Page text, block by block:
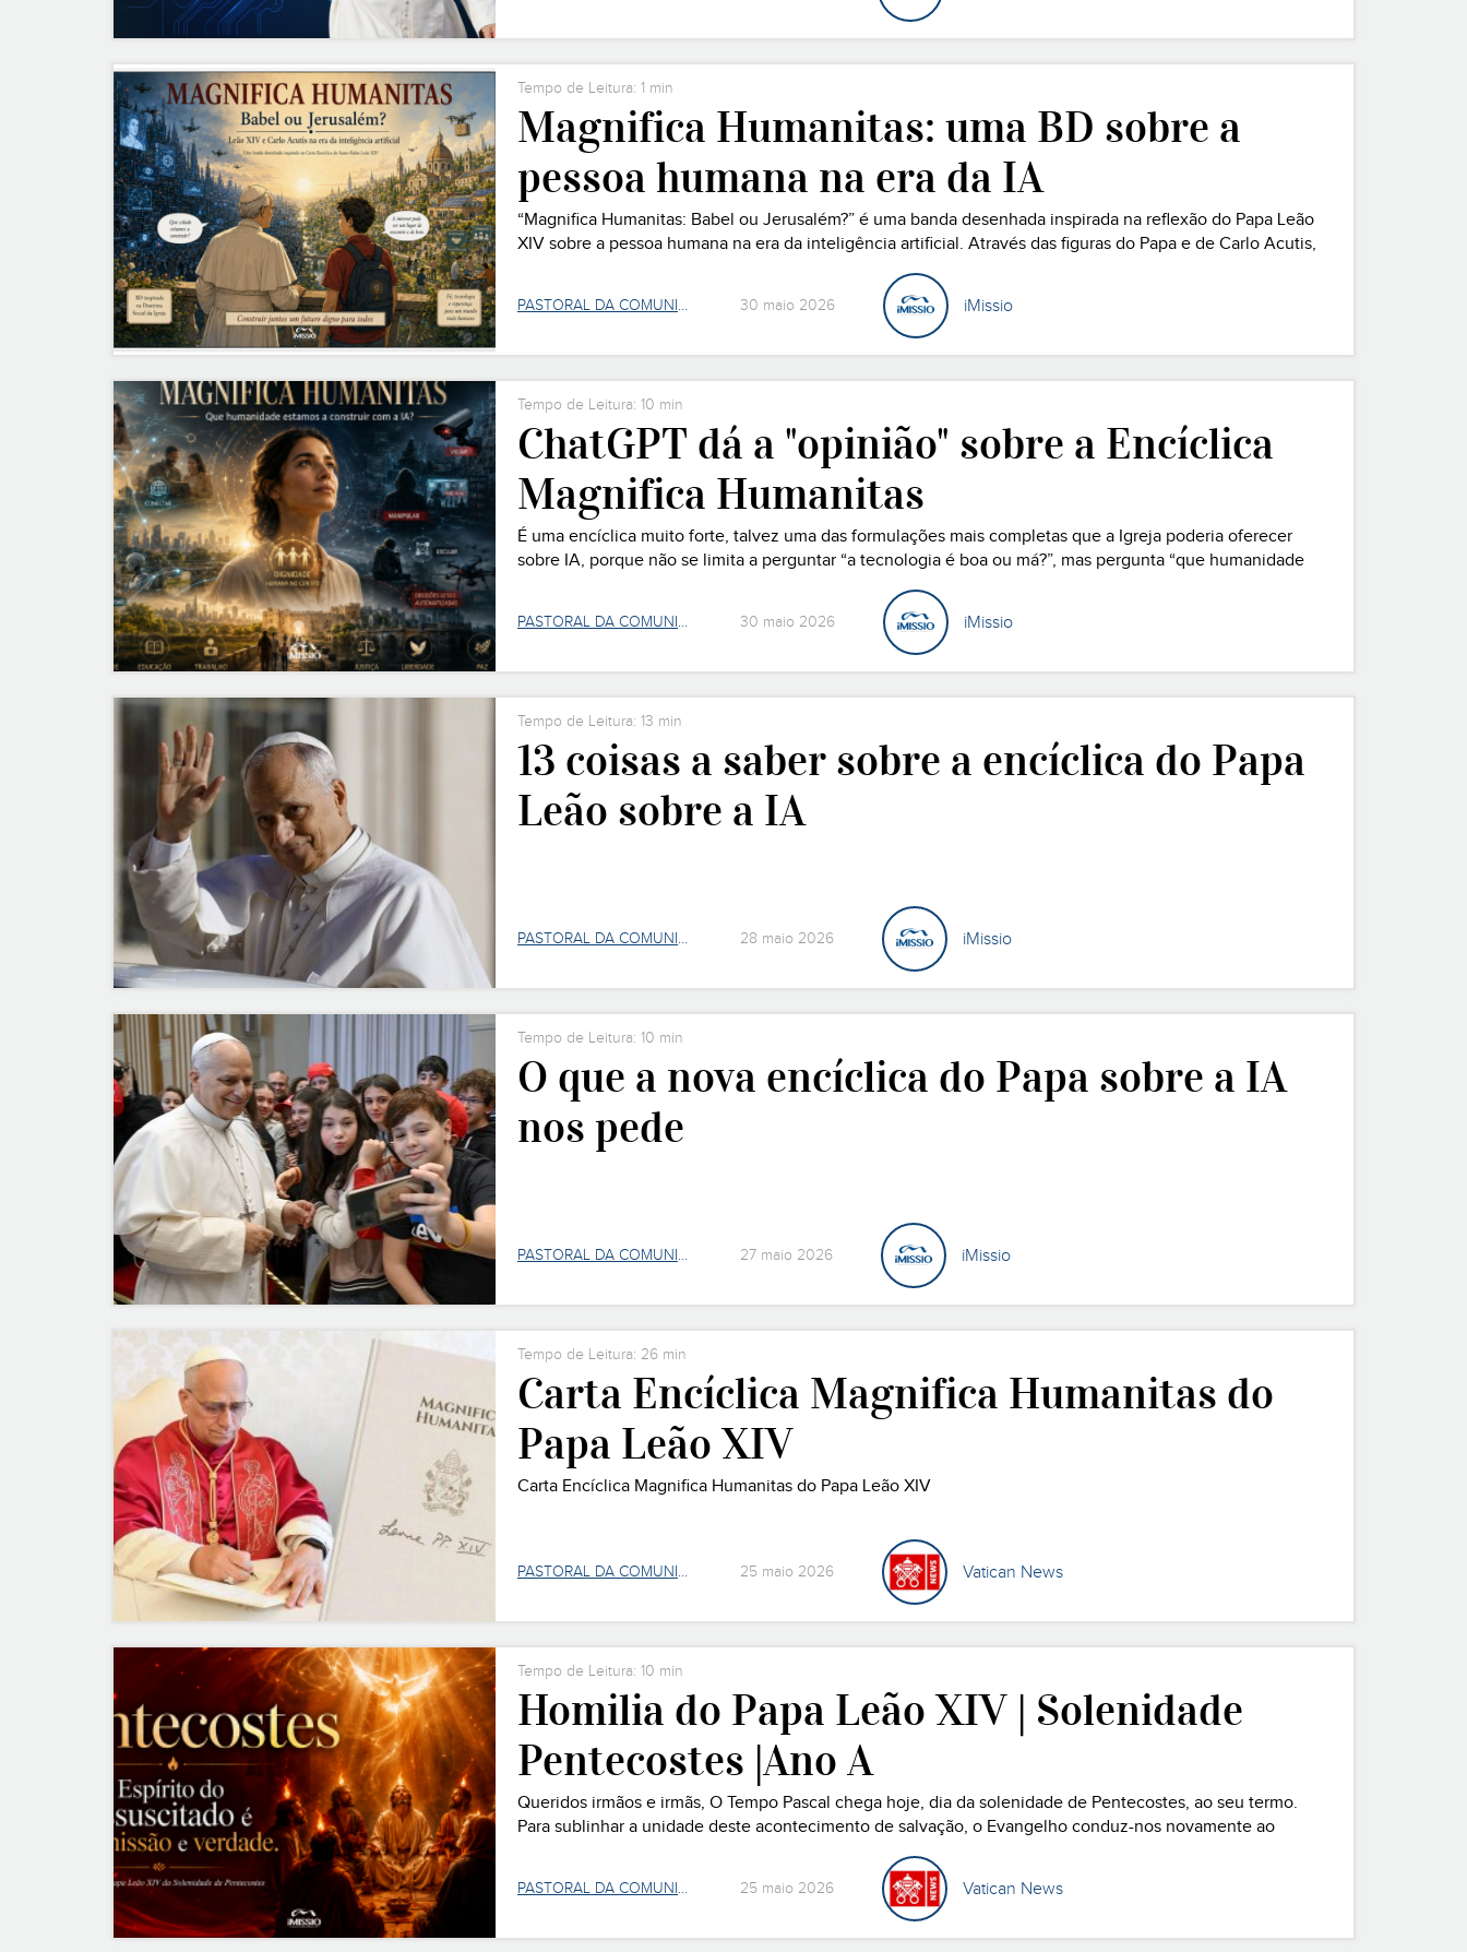
Tempo de Leitura: 1 min
Magnifica Humanitas: uma BD sobre a
pessoa humana na era da IA
“Magnifica Humanitas: Babel ou Jerusalém?” é uma banda desenhada inspirada na reflexão do Papa Leão
XIV sobre a pessoa humana na era da inteligência artificial. Através das figuras do Papa e de Carlo Acutis,
a narrativa convida jovens e adultos a pensar sobre o uso da tecnologia, a verdade, a liberd
PASTORAL DA COMUNICAÇÃO 30 maio 2026 iMissio
Tempo de Leitura: 10 min
ChatGPT dá a "opinião" sobre a Encíclica
Magnifica Humanitas
É uma encíclica muito forte, talvez uma das formulações mais completas que a Igreja poderia oferecer
sobre IA, porque não se limita a perguntar “a tecnologia é boa ou má?”, mas pergunta “que humanidade
estamos a construir com ela?” A Magnifica Humanitas é apresentada como carta encíclica de Leão XIV
PASTORAL DA COMUNICAÇÃO 30 maio 2026 iMissio
Tempo de Leitura: 13 min
13 coisas a saber sobre a encíclica do Papa
Leão sobre a IA
PASTORAL DA COMUNICAÇÃO 28 maio 2026 iMissio
Tempo de Leitura: 10 min
O que a nova encíclica do Papa sobre a IA
nos pede
PASTORAL DA COMUNICAÇÃO 27 maio 2026 iMissio
Tempo de Leitura: 26 min
Carta Encíclica Magnifica Humanitas do
Papa Leão XIV
Carta Encíclica Magnifica Humanitas do Papa Leão XIV
PASTORAL DA COMUNICAÇÃO 25 maio 2026 Vatican News
Tempo de Leitura: 10 min
Homilia do Papa Leão XIV | Solenidade
Pentecostes |Ano A
Queridos irmãos e irmãs, O Tempo Pascal chega hoje, dia da solenidade de Pentecostes, ao seu termo.
Para sublinhar a unidade deste acontecimento de salvação, o Evangelho conduz-nos novamente ao
«primeiro dia da semana» (cf. Jo 20, 19), ou seja, àquele dia novo em que Jesus ressuscitado aparece aos
PASTORAL DA COMUNICAÇÃO 25 maio 2026 Vatican News